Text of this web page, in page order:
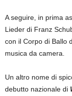
A seguire, in prima
Lieder di Franz
con il Corpo di Ballo
musica da camera.
Un altro nome di
debutto nazionale di